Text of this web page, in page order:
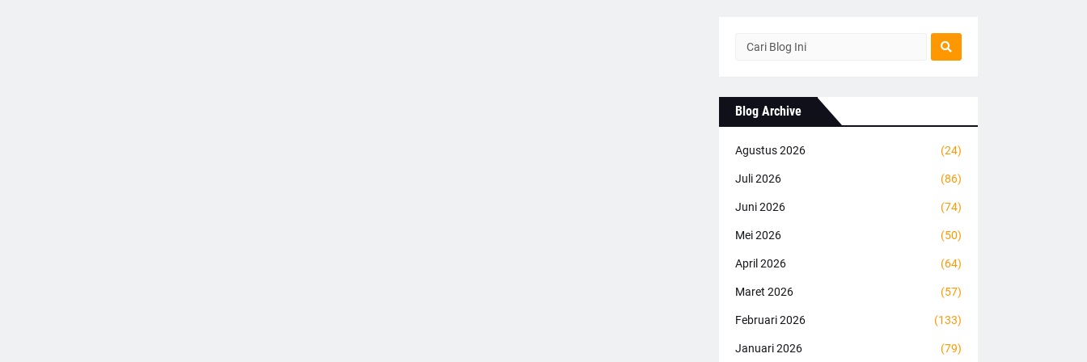
Blog Archive
Agustus 2026 (24)
Juli 2026 (86)
Juni 2026 (74)
Mei 2026 (50)
April 2026 (64)
Maret 2026 (57)
Februari 2026 (133)
Januari 2026 (79)